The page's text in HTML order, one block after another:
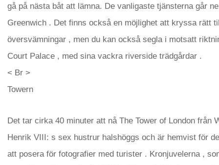
gå på nästa båt att lämna. De vanligaste tjänsterna går
Greenwich . Det finns också en möjlighet att kryssa rätt
översvämningar , men du kan också segla i motsatt
Court Palace , med sina vackra riverside trädgårdar .
< Br >
Towern
Det tar cirka 40 minuter att nå The Tower of London från
Henrik VIII: s sex hustrur halshöggs och är hemvist för
att posera för fotografier med turister . Kronjuvelerna ,